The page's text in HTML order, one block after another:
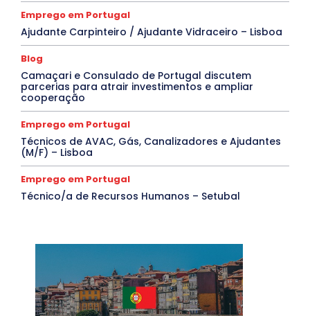
Emprego em Portugal
Ajudante Carpinteiro / Ajudante Vidraceiro – Lisboa
Blog
Camaçari e Consulado de Portugal discutem
parcerias para atrair investimentos e ampliar
cooperação
Emprego em Portugal
Técnicos de AVAC, Gás, Canalizadores e Ajudantes
(M/F) – Lisboa
Emprego em Portugal
Técnico/a de Recursos Humanos – Setubal